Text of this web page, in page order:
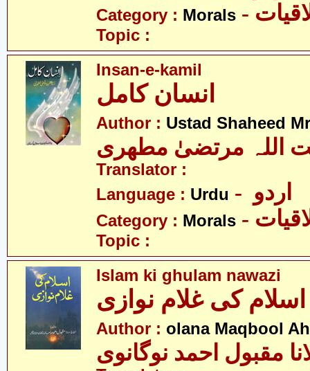
Category : Morals
Topic :
Insan-e-kamil
Author : Ustad Shaheed
اللہ مرتضیٰ مطھری
Translator :
Language : Urdu
Category : Morals
Topic :
Islam ki ghulam nawazi
Author : olana Maqbool
مقبول احمد نوگانوی